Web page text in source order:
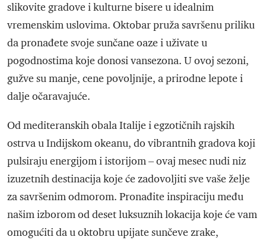
slikovite gradove i kulturne bisere u idealnim
vremenskim uslovima. Oktobar pruža savršenu priliku
da pronađete svoje sunčane oaze i uživate u
pogodnostima koje donosi vansezona. U ovoj sezoni,
gužve su manje, cene povoljnije, a prirodne lepote i
dalje očaravajuće.
Od mediteranskih obala Italije i egzotičnih rajskih
ostrva u Indijskom okeanu, do vibrantnih gradova koji
pulsiraju energijom i istorijom – ovaj mesec nudi niz
izuzetnih destinacija koje će zadovoljiti sve vaše želje
za savršenim odmorom. Pronađite inspiraciju među
našim izborom od deset luksuznih lokacija koje će vam
omogućiti da u oktobru upijate sunčeve zrake,